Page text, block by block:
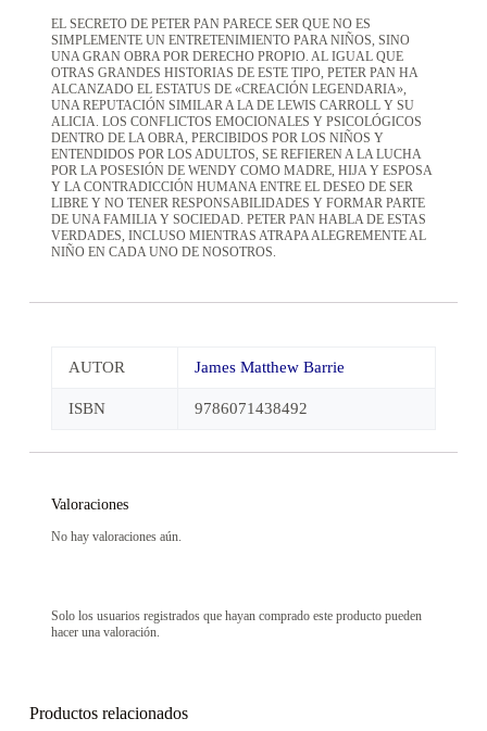
EL SECRETO DE PETER PAN PARECE SER QUE NO ES
SIMPLEMENTE UN ENTRETENIMIENTO PARA NIÑOS, SINO
UNA GRAN OBRA POR DERECHO PROPIO. AL IGUAL QUE
OTRAS GRANDES HISTORIAS DE ESTE TIPO, PETER PAN HA
ALCANZADO EL ESTATUS DE «CREACIÓN LEGENDARIA»,
UNA REPUTACIÓN SIMILAR A LA DE LEWIS CARROLL Y SU
ALICIA. LOS CONFLICTOS EMOCIONALES Y PSICOLÓGICOS
DENTRO DE LA OBRA, PERCIBIDOS POR LOS NIÑOS Y
ENTENDIDOS POR LOS ADULTOS, SE REFIEREN A LA LUCHA
POR LA POSESIÓN DE WENDY COMO MADRE, HIJA Y ESPOSA
Y LA CONTRADICCIÓN HUMANA ENTRE EL DESEO DE SER
LIBRE Y NO TENER RESPONSABILIDADES Y FORMAR PARTE
DE UNA FAMILIA Y SOCIEDAD. PETER PAN HABLA DE ESTAS
VERDADES, INCLUSO MIENTRAS ATRAPA ALEGREMENTE AL
NIÑO EN CADA UNO DE NOSOTROS.
AUTOR James Matthew Barrie
ISBN 9786071438492
Valoraciones
No hay valoraciones aún.
Solo los usuarios registrados que hayan comprado este producto pueden
hacer una valoración.
Productos relacionados